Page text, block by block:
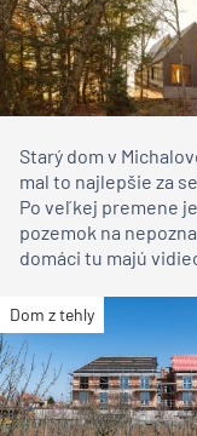
pohľad–
TEXT: Korina
Architectes,
Článok bol